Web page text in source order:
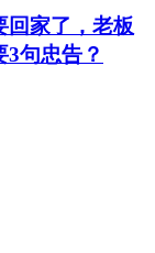
回家了，老板
句忠告？